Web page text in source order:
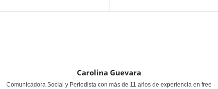
Carolina Guevara
Comunicadora Social y Periodista con más de 11 años de experiencia en free